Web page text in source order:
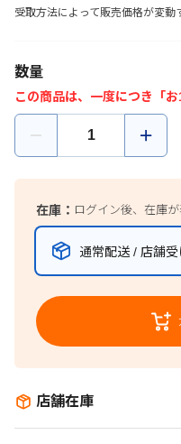
受取方法によって販売価格が変動
数量
この商品は、一度につき「お
在庫： ログイン後、在庫
通常配送 / 店舗受
店舗在庫